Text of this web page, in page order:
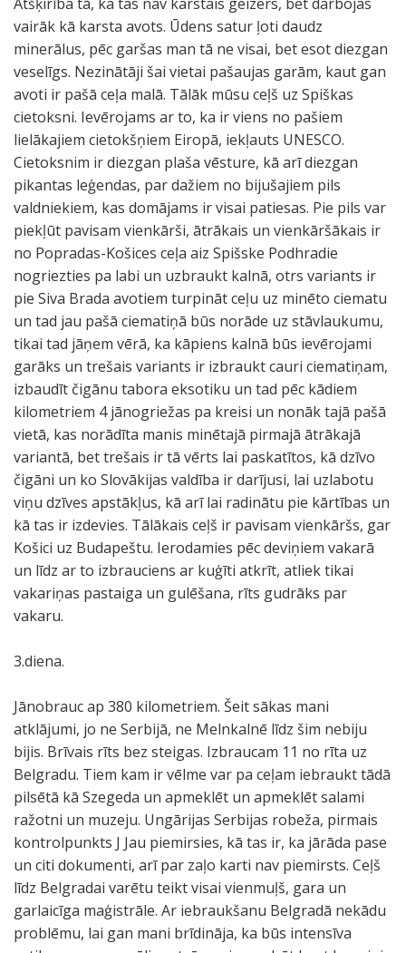
vairāk kā karsta avots. Ūdens satur ļoti daudz
minerālus, pēc garšas man tā ne visai, bet esot diezgan
veselīgs. Nezinātāji šai vietai pašaujas garām, kaut gan
avoti ir pašā ceļa malā. Tālāk mūsu ceļš uz Spiškas
cietoksni. Ievērojams ar to, ka ir viens no pašiem
lielākajiem cietokšņiem Eiropā, iekļauts UNESCO.
Cietoksnim ir diezgan plaša vēsture, kā arī diezgan
pikantas leģendas, par dažiem no bijušajiem pils
valdniekiem, kas domājams ir visai patiesas. Pie pils var
piekļūt pavisam vienkārši, ātrākais un vienkāršākais ir
no Popradas-Košices ceļa aiz Spišske Podhradie
nogriezties pa labi un uzbraukt kalnā, otrs variants ir
pie Siva Brada avotiem turpināt ceļu uz minēto ciematu
un tad jau pašā ciematiņā būs norāde uz stāvlaukumu,
tikai tad jāņem vērā, ka kāpiens kalnā būs ievērojami
garāks un trešais variants ir izbraukt cauri ciematiņam,
izbaudīt čigānu tabora eksotiku un tad pēc kādiem
kilometriem 4 jānogriežas pa kreisi un nonāk tajā pašā
vietā, kas norādīta manis minētajā pirmajā ātrākajā
variantā, bet trešais ir tā vērts lai paskatītos, kā dzīvo
čigāni un ko Slovākijas valdība ir darījusi, lai uzlabotu
viņu dzīves apstākļus, kā arī lai radinātu pie kārtības un
kā tas ir izdevies. Tālākais ceļš ir pavisam vienkāršs, gar
Košici uz Budapeštu. Ierodamies pēc deviņiem vakarā
un līdz ar to izbrauciens ar kuģīti atkrīt, atliek tikai
vakariņas pastaiga un gulēšana, rīts gudrāks par
vakaru.
3.diena.
Jānobrauc ap 380 kilometriem. Šeit sākas mani
atklājumi, jo ne Serbijā, ne Melnkalnē līdz šim nebiju
bijis. Brīvais rīts bez steigas. Izbraucam 11 no rīta uz
Belgradu. Tiem kam ir vēlme var pa ceļam iebraukt tādā
pilsētā kā Szegeda un apmeklēt un apmeklēt salami
ražotni un muzeju. Ungārijas Serbijas robeža, pirmais
kontrolpunkts J Jau piemirsies, kā tas ir, ka jārāda pase
un citi dokumenti, arī par zaļo karti nav piemirsts. Ceļš
līdz Belgradai varētu teikt visai vienmuļš, gara un
garlaicīga maģistrāle. Ar iebraukšanu Belgradā nekādu
problēmu, lai gan mani brīdināja, ka būs intensīva